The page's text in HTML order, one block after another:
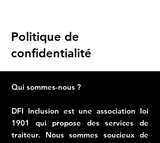
Politique de
confidentialité
Qui sommes-nous ?
DFI Inclusion est une association loi
1901 qui propose des services de
traiteur. Nous sommes soucieux de